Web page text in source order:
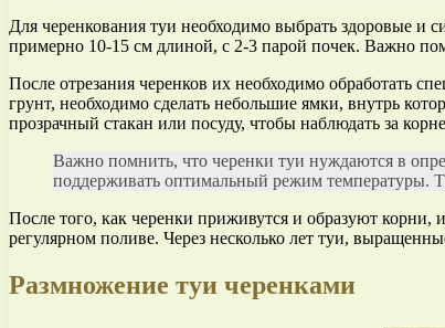
Для черенкования туи необходимо выбрать здоровые и
примерно 10-15 см длиной, с 2-3 парой почек. Важно
После отрезания черенков их необходимо обработать
грунт, необходимо сделать небольшие ямки, внутрь
прозрачный стакан или посуду, чтобы наблюдать за
Важно помнить, что черенки туи нуждаются в
поддерживать оптимальный режим температуры.
После того, как черенки приживутся и образуют
регулярном поливе. Через несколько лет туи,
Размножение туи черенками